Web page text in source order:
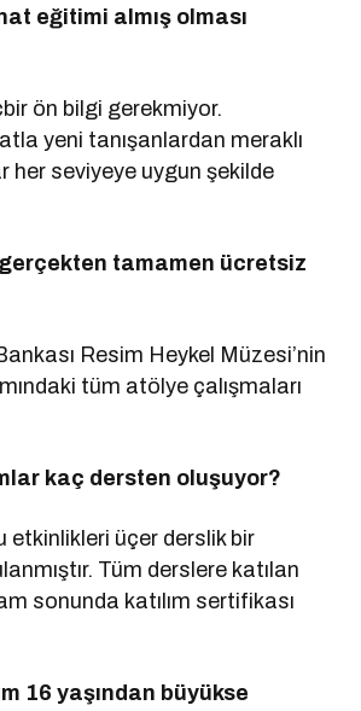
eğitimi almış olması
ön bilgi gerekmiyor.
yeni tanışanlardan meraklı
her seviyeye uygun şekilde
gerçekten tamamen ücretsiz
Resim Heykel Müzesi’nin
tüm atölye çalışmaları
kaç dersten oluşuyor?
etkinlikleri üçer derslik bir
Tüm derslere katılan
sonunda katılım sertifikası
16 yaşından büyükse